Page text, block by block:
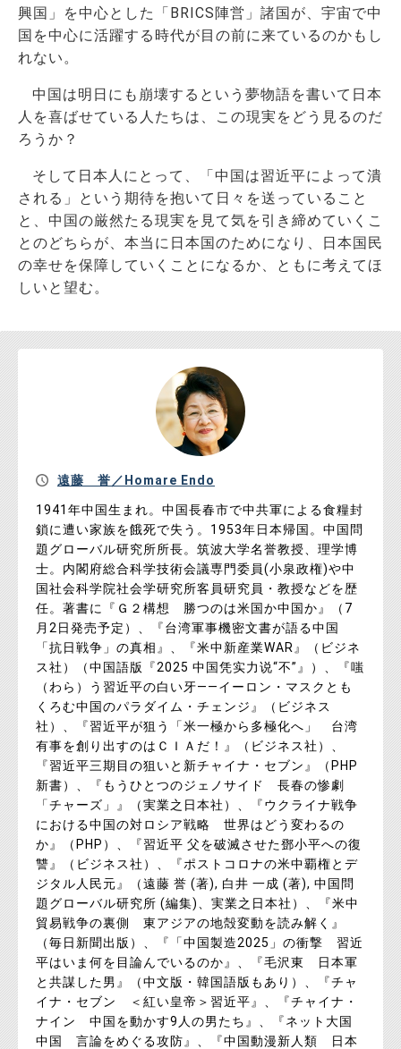
興国」を中心とした「BRICS陣営」諸国が、宇宙で中
国を中心に活躍する時代が目の前に来ているのかもし
れない。
中国は明日にも崩壊するという夢物語を書いて日本
人を喜ばせている人たちは、この現実をどう見るのだ
ろうか？
そして日本人にとって、「中国は習近平によって潰
される」という期待を抱いて日々を送っていること
と、中国の厳然たる現実を見て気を引き締めていくこ
とのどちらが、本当に日本国のためになり、日本国民
の幸せを保障していくことになるか、ともに考えてほ
しいと望む。
遠藤 誉／Homare Endo
1941年中国生まれ。中国長春市で中共軍による食糧封
鎖に遭い家族を餓死で失う。1953年日本帰国。中国問
題グローバル研究所所長。筑波大学名誉教授、理学博
士。内閣府総合科学技術会議専門委員(小泉政権)や中
国社会科学院社会学研究所客員研究員・教授などを歴
任。著書に『Ｇ２構想 勝つのは米国か中国か』（7
月2日発売予定）、『台湾軍事機密文書が語る中国
「抗日戦争」の真相』、『米中新産業WAR』（ビジネ
ス社）（中国語版『2025 中国凭实力说“不”』）、『嗤
（わら）う習近平の白い牙――イーロン・マスクとも
くろむ中国のパラダイム・チェンジ』（ビジネス
社）、『習近平が狙う「米一極から多極化へ」 台湾
有事を創り出すのはＣＩＡだ！』（ビジネス社）、
『習近平三期目の狙いと新チャイナ・セブン』（PHP
新書）、『もうひとつのジェノサイド 長春の惨劇
「チャーズ」』（実業之日本社）、『ウクライナ戦争
における中国の対ロシア戦略 世界はどう変わるの
か』（PHP）、『習近平 父を破滅させた鄧小平への復
讐』（ビジネス社）、『ポストコロナの米中覇権とデ
ジタル人民元』（遠藤 誉 (著), 白井 一成 (著), 中国問
題グローバル研究所 (編集)、実業之日本社）、『米中
貿易戦争の裏側 東アジアの地殻変動を読み解く』
（毎日新聞出版）、『「中国製造2025」の衝撃 習近
平はいま何を目論んでいるのか』、『毛沢東 日本軍
と共謀した男』（中文版・韓国語版もあり）、『チャ
イナ・セブン ＜紅い皇帝＞習近平』、『チャイナ・
ナイン 中国を動かす9人の男たち』、『ネット大国
中国 言論をめぐる攻防』、『中国動漫新人類 日本